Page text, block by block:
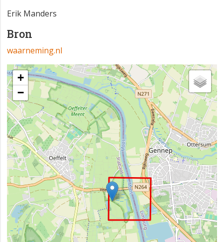
Erik Manders
Bron
waarneming.nl
+
−